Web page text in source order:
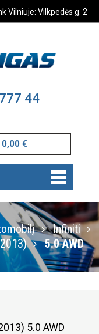
Vilniuje: Vilkpedės g. 2
44
0,00 €
Infiniti
5.0 AWD
5.0 AWD